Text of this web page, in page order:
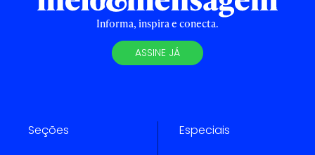
Informa, inspira e conecta.
ASSINE JÁ
Seções Especiais